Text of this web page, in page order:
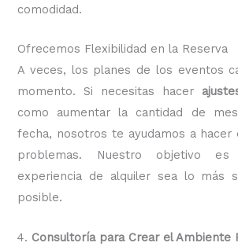
comodidad.
Ofrecemos Flexibilidad en la Reserva
A veces, los planes de los eventos
momento. Si necesitas hacer
como aumentar la cantidad de
fecha, nosotros te ayudamos a hacer
problemas. Nuestro objetivo
experiencia de alquiler sea lo más
posible.
4. Consultoría para Crear el Ambiente